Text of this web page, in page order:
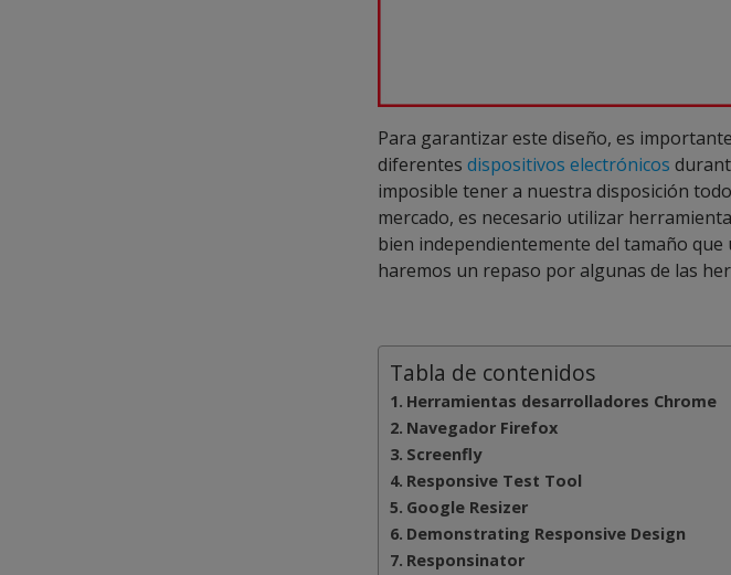
Para garantizar este diseño, es
diferentes dispositivos electrónicos
imposible tener a nuestra disposición
mercado, es necesario utilizar
bien independientemente del tamaño
haremos un repaso por algunas de las
Tabla de contenidos
Herramientas desarrolladores Chrome
Navegador Firefox
Screenfly
Responsive Test Tool
Google Resizer
Demonstrating Responsive Design
Responsinator